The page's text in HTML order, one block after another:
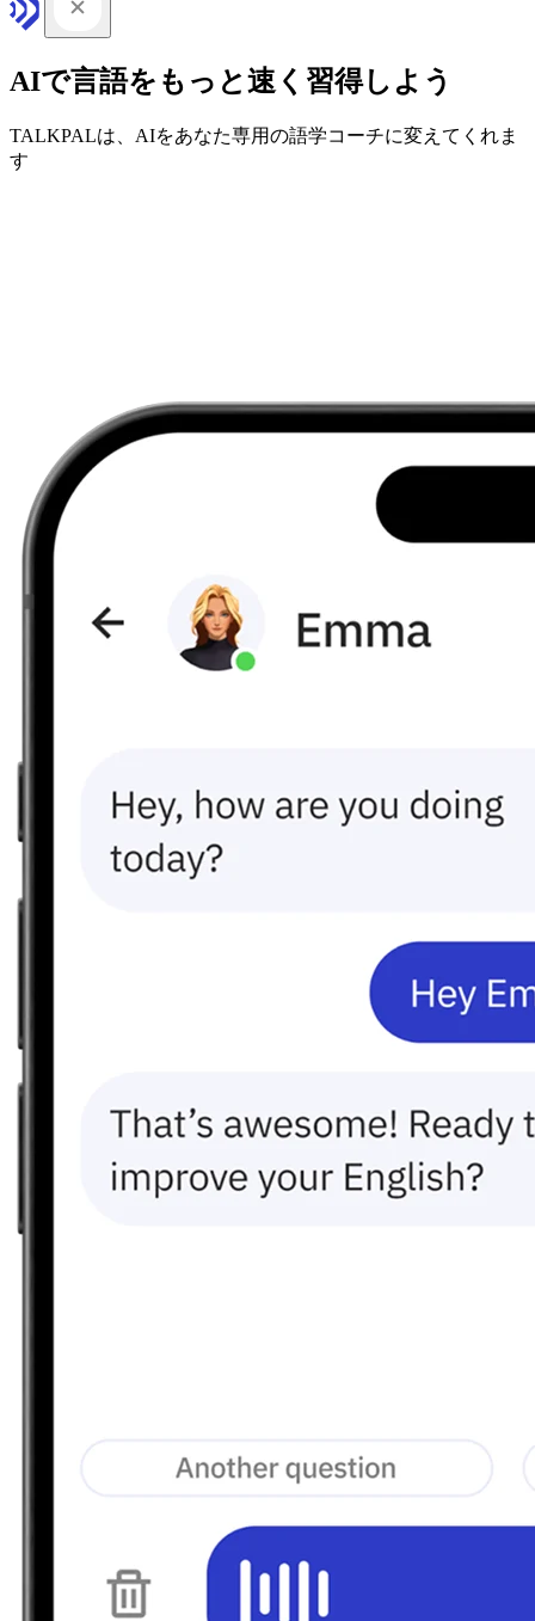
AIで言語をもっと速く習得しよう
TALKPALは、AIをあなた専用の語学コーチに変えてくれま
す